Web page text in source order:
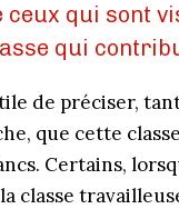
ceux qui sont
qui
de préciser,
que cette
Certains,
classe